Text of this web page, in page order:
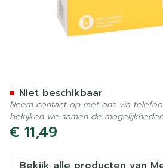
€ 11,49
Niet beschikbaar
Neem contact op met ons via
bekijken we samen de